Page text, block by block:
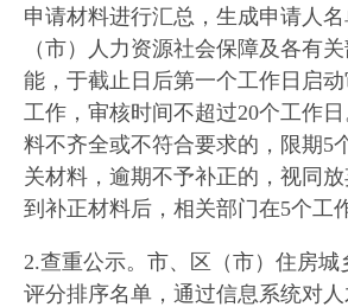
申请材料进行汇总，生成申请人
（市）人力资源社会保障及各有
能，于截止日后第一个工作日启
工作，审核时间不超过20个工作
料不齐全或不符合要求的，限期5
关材料，逾期不予补正的，视同
到补正材料后，相关部门在5个工
2.查重公示。市、区（市）住房城
评分排序名单，通过信息系统对